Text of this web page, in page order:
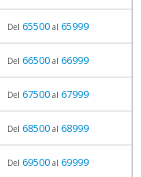
Del 65500al 65999
Del 66500al 66999
Del 67500al 67999
Del 68500al 68999
Del 69500al 69999